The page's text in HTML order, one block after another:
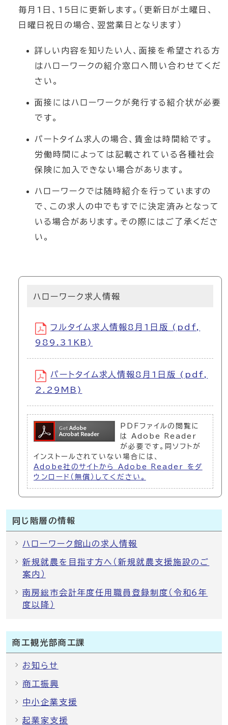
毎月1日、15日に更新します。（更新日が土曜日、
日曜日祝日の場合、翌営業日となります）
詳しい内容を知りたい人、面接を希望される方
はハローワークの紹介窓口へ問い合わせてくだ
さい。
面接にはハローワークが発行する紹介状が必要
です。
パートタイム求人の場合、賃金は時間給です。
労働時間によっては記載されている各種社会
保険に加入できない場合があります。
ハローワークでは随時紹介を行っていますの
で、この求人の中でもすでに決定済みとなって
いる場合があります。その際にはご了承くださ
い。
ハローワーク求人情報
フルタイム求人情報8月1日版 (pdf,
989.31KB)
パートタイム求人情報8月1日版 (pdf,
2.29MB)
PDFファイルの閲覧に
は Adobe Reader
が必要です。同ソフトが
インストールされていない場合には、
Adobe社のサイトから Adobe Reader をダ
ウンロード（無償）してください。
同じ階層の情報
ハローワーク館山の求人情報
新規就農を目指す方へ（新規就農支援施設のご
案内）
南房総市会計年度任用職員登録制度（令和6年
度以降）
商工観光部商工課
お知らせ
商工振興
中小企業支援
起業家支援